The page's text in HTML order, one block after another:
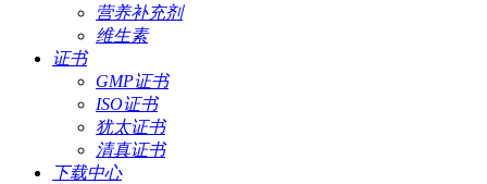
营养补充剂
维生素
证书
GMP证书
ISO证书
犹太证书
清真证书
下载中心